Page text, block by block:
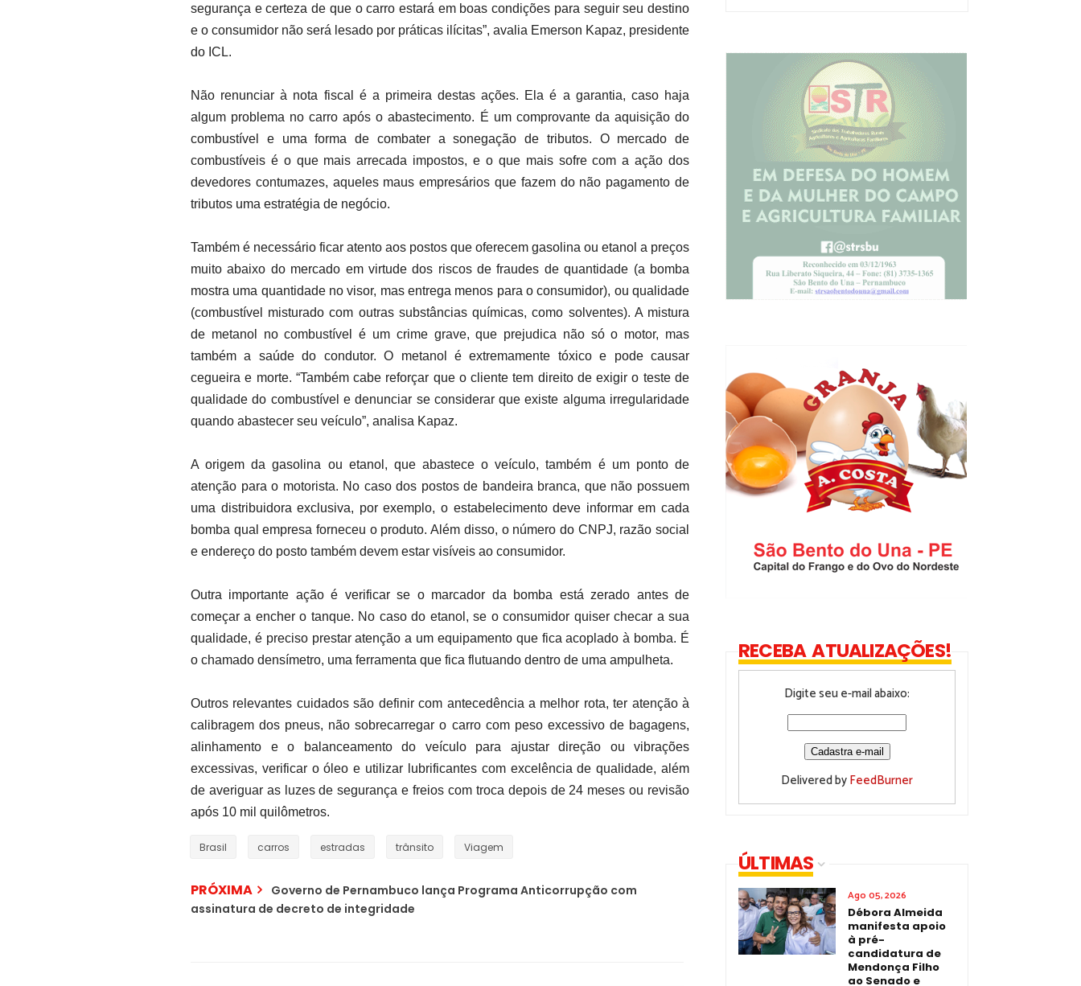
segurança e certeza de que o carro estará em boas condições para seguir seu destino
e o consumidor não será lesado por práticas ilícitas”, avalia Emerson Kapaz, presidente
do ICL.
Não renunciar à nota fiscal é a primeira destas ações. Ela é a garantia, caso haja
algum problema no carro após o abastecimento. É um comprovante da aquisição do
combustível e uma forma de combater a sonegação de tributos. O mercado de
combustíveis é o que mais arrecada impostos, e o que mais sofre com a ação dos
devedores contumazes, aqueles maus empresários que fazem do não pagamento de
tributos uma estratégia de negócio.
Também é necessário ficar atento aos postos que oferecem gasolina ou etanol a preços
muito abaixo do mercado em virtude dos riscos de fraudes de quantidade (a bomba
mostra uma quantidade no visor, mas entrega menos para o consumidor), ou qualidade
(combustível misturado com outras substâncias químicas, como solventes). A mistura
de metanol no combustível é um crime grave, que prejudica não só o motor, mas
também a saúde do condutor. O metanol é extremamente tóxico e pode causar
cegueira e morte. “Também cabe reforçar que o cliente tem direito de exigir o teste de
qualidade do combustível e denunciar se considerar que existe alguma irregularidade
quando abastecer seu veículo”, analisa Kapaz.
A origem da gasolina ou etanol, que abastece o veículo, também é um ponto de
atenção para o motorista. No caso dos postos de bandeira branca, que não possuem
uma distribuidora exclusiva, por exemplo, o estabelecimento deve informar em cada
bomba qual empresa forneceu o produto. Além disso, o número do CNPJ, razão social
e endereço do posto também devem estar visíveis ao consumidor.
Outra importante ação é verificar se o marcador da bomba está zerado antes de
começar a encher o tanque. No caso do etanol, se o consumidor quiser checar a sua
qualidade, é preciso prestar atenção a um equipamento que fica acoplado à bomba. É
o chamado densímetro, uma ferramenta que fica flutuando dentro de uma ampulheta.
Outros relevantes cuidados são definir com antecedência a melhor rota, ter atenção à
calibragem dos pneus, não sobrecarregar o carro com peso excessivo de bagagens,
alinhamento e o balanceamento do veículo para ajustar direção ou vibrações
excessivas, verificar o óleo e utilizar lubrificantes com excelência de qualidade, além
de averiguar as luzes de segurança e freios com troca depois de 24 meses ou revisão
após 10 mil quilômetros.
Brasil carros estradas trânsito Viagem
PRÓXIMA
Governo de Pernambuco lança Programa Anticorrupção com
assinatura de decreto de integridade
RECEBA ATUALIZAÇÕES!
Digite seu e-mail abaixo:
Delivered byFeedBurner
ÚLTIMAS
Ago 05, 2026
Débora Almeida
manifesta apoio
à pré-
candidatura de
Mendonça Filho
ao Senado e